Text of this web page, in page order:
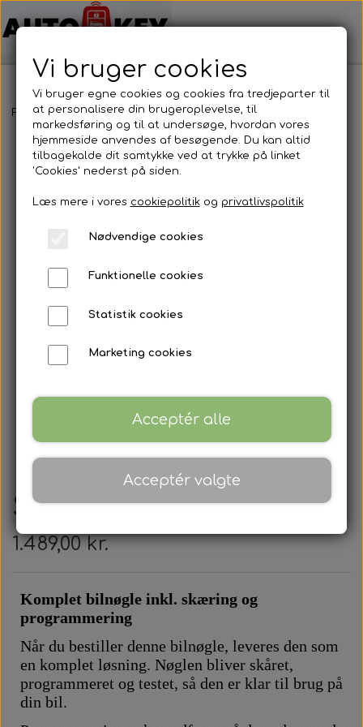
Forside Bilnøgler Smart Fjernbetjening
Smart - Fjernbetjening
1.489,00 kr.
Komplet bilnøgle inkl. skæring og
programmering
Når du bestiller denne bilnøgle, leveres den som
en komplet løsning. Nøglen bliver skåret,
programmeret og testet, så den er klar til brug på
din bil.
Vi bruger cookies
Vi bruger egne cookies og cookies fra tredjeparter til
at personalisere din brugeroplevelse, til
markedsføring og til at undersøge, hvordan vores
hjemmeside anvendes af besøgende. Du kan altid
tilbagekalde dit samtykke ved at trykke på linket
'Cookies' nederst på siden.
Læs mere i vores cookiepolitikog privatlivspolitik
Nødvendige cookies
Funktionelle cookies
Statistik cookies
Marketing cookies
Acceptér alle
Acceptér valgte